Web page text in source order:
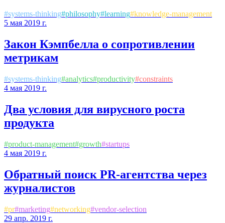
#systems-thinking#philosophy#learning#knowledge-management
5 мая 2019 г.
Закон Кэмпбелла о сопротивлении
метрикам
#systems-thinking#analytics#productivity#constraints
4 мая 2019 г.
Два условия для вирусного роста
продукта
#product-management#growth#startups
4 мая 2019 г.
Обратный поиск PR-агентства через
журналистов
#pr#marketing#networking#vendor-selection
29 апр. 2019 г.